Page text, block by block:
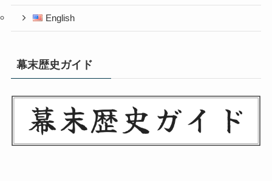
English
幕末歴史ガイド